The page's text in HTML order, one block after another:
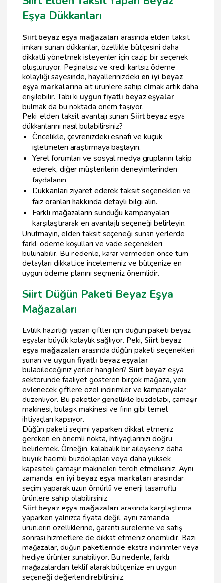
Eşya Dükkanları
Siirt beyaz eşya mağazaları arasında elden taksit
imkanı sunan dükkanlar, özellikle bütçesini daha
dikkatli yönetmek isteyenler için cazip bir seçenek
oluşturuyor. Peşinatsız ve kredi kartsız ödeme
kolaylığı sayesinde, hayallerinizdeki en iyi beyaz
eşya markalarına ait ürünlere sahip olmak artık daha
erişilebilir. Tabi ki uygun fiyatlı beyaz eşyalar
bulmak da bu noktada önem taşıyor.
Peki, elden taksit avantajı sunan Siirt beyaz eşya
dükkanlarını nasıl bulabilirsiniz?
Öncelikle, çevrenizdeki esnafı ve küçük
işletmeleri araştırmaya başlayın.
Yerel forumları ve sosyal medya gruplarını takip
ederek, diğer müşterilerin deneyimlerinden
faydalanın.
Dükkanları ziyaret ederek taksit seçenekleri ve
faiz oranları hakkında detaylı bilgi alın.
Farklı mağazaların sunduğu kampanyaları
karşılaştırarak en avantajlı seçeneği belirleyin.
Unutmayın, elden taksit seçeneği sunan yerlerde
farklı ödeme koşulları ve vade seçenekleri
bulunabilir. Bu nedenle, karar vermeden önce tüm
detayları dikkatlice incelemeniz ve bütçenize en
uygun ödeme planını seçmeniz önemlidir.
Siirt Düğün Paketi Beyaz Eşya
Mağazaları
Evlilik hazırlığı yapan çiftler için düğün paketi beyaz
eşyalar büyük kolaylık sağlıyor. Peki, Siirt beyaz
eşya mağazaları arasında düğün paketi seçenekleri
sunan ve uygun fiyatlı beyaz eşyalar
bulabileceğiniz yerler hangileri? Siirt beyaz eşya
sektöründe faaliyet gösteren birçok mağaza, yeni
evlenecek çiftlere özel indirimler ve kampanyalar
düzenliyor. Bu paketler genellikle buzdolabı, çamaşır
makinesi, bulaşık makinesi ve fırın gibi temel
ihtiyaçları kapsıyor.
Düğün paketi seçimi yaparken dikkat etmeniz
gereken en önemli nokta, ihtiyaçlarınızı doğru
belirlemek. Örneğin, kalabalık bir aileyseniz daha
büyük hacimli buzdolapları veya daha yüksek
kapasiteli çamaşır makineleri tercih etmelisiniz. Aynı
zamanda, en iyi beyaz eşya markaları arasından
seçim yaparak uzun ömürlü ve enerji tasarruflu
ürünlere sahip olabilirsiniz.
Siirt beyaz eşya mağazaları arasında karşılaştırma
yaparken yalnızca fiyata değil, aynı zamanda
ürünlerin özelliklerine, garanti sürelerine ve satış
sonrası hizmetlere de dikkat etmeniz önemlidir. Bazı
mağazalar, düğün paketlerinde ekstra indirimler veya
hediye ürünler sunabiliyor. Bu nedenle, farklı
mağazalardan teklif alarak bütçenize en uygun
seçeneği değerlendirebilirsiniz.